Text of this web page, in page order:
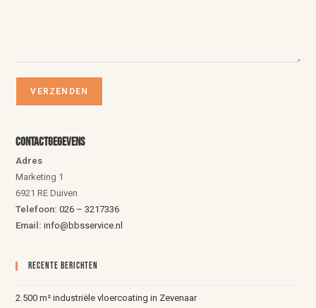
Contactgegevens
Adres
Marketing 1
6921 RE Duiven
Telefoon:026 – 3217336
Email: info@bbsservice.nl
Recente Berichten
2.500 m² industriële vloercoating in Zevenaar